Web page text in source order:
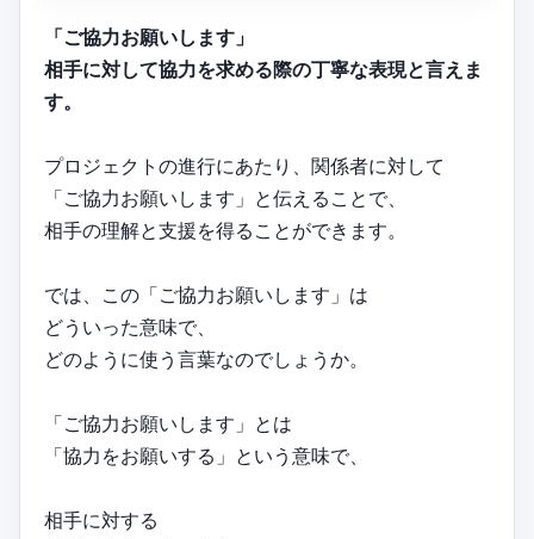
「ご協力お願いします」
相手に対して協力を求める際の丁寧な表現と言えま
す。
プロジェクトの進行にあたり、関係者に対して
「ご協力お願いします」と伝えることで、
相手の理解と支援を得ることができます。
では、この「ご協力お願いします」は
どういった意味で、
どのように使う言葉なのでしょうか。
「ご協力お願いします」とは
「協力をお願いする」という意味で、
相手に対する